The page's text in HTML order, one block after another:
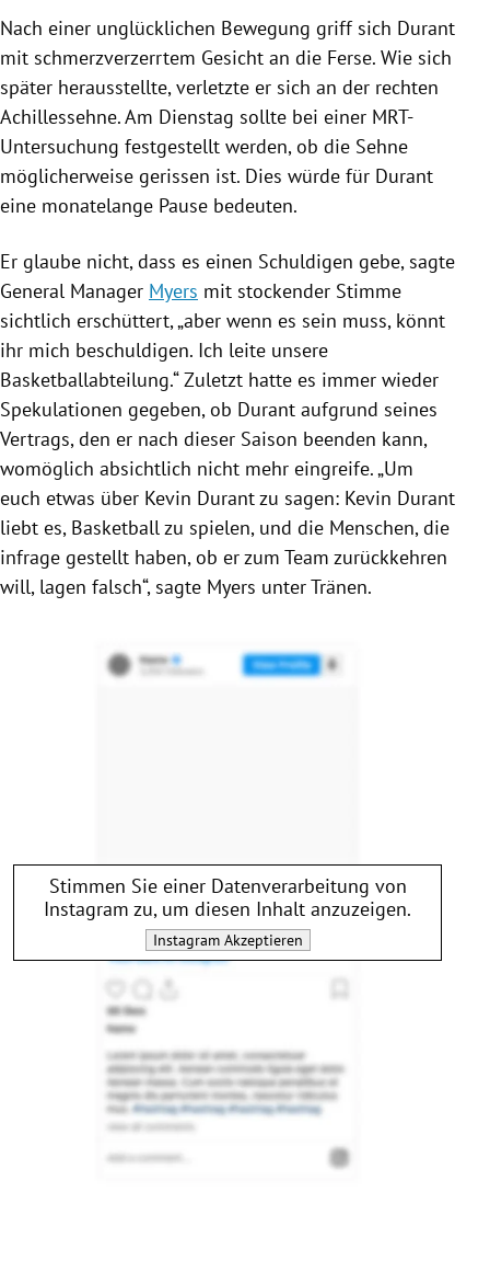
Nach einer unglücklichen Bewegung griff sich Durant
mit schmerzverzerrtem Gesicht an die Ferse. Wie sich
später herausstellte, verletzte er sich an der rechten
Achillessehne. Am Dienstag sollte bei einer MRT-
Untersuchung festgestellt werden, ob die Sehne
möglicherweise gerissen ist. Dies würde für Durant
eine monatelange Pause bedeuten.
Er glaube nicht, dass es einen Schuldigen gebe, sagte
General Manager Myers mit stockender Stimme
sichtlich erschüttert, „aber wenn es sein muss, könnt
ihr mich beschuldigen. Ich leite unsere
Basketballabteilung.“ Zuletzt hatte es immer wieder
Spekulationen gegeben, ob Durant aufgrund seines
Vertrags, den er nach dieser Saison beenden kann,
womöglich absichtlich nicht mehr eingreife. „Um
euch etwas über Kevin Durantzu sagen: Kevin Durant
liebt es, Basketballzu spielen, und die Menschen, die
infrage gestellt haben, ob er zum Team zurückkehren
will, lagen falsch“, sagte Myers unter Tränen.
Stimmen Sie einer Datenverarbeitung von
Instagram zu, um diesen Inhalt anzuzeigen.
InstagramAkzeptieren